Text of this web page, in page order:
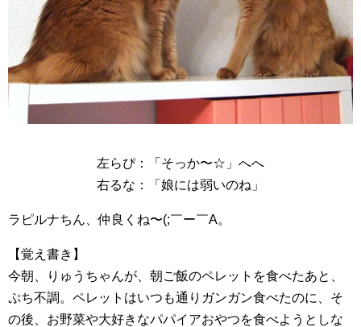
左らぴ：「そっか〜☆」へへ
右るな：「娘には弱いのね」
ラピルナちん、仲良くね〜(;￣ー￣A。
【覚え書き】
今朝、りゅうちゃんが、朝ご飯のペレットを食べたあと、
ぷち不調。ペレットはいつも通りガンガン食べたのに、そ
の後、お野菜や大好きなパパイアおやつを食べようとしな